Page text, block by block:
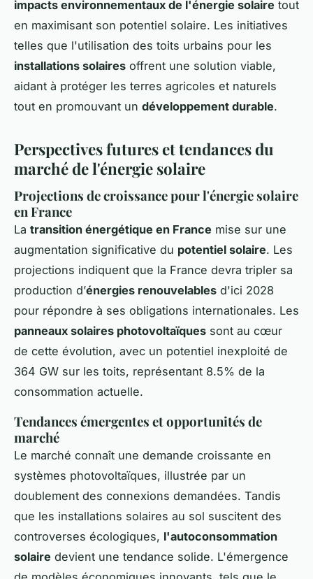
impacts environnementaux de l'énergie solaire tout
en maximisant son potentiel solaire. Les initiatives
telles que l'utilisation des toits urbains pour les
installations solaires offrent une solution viable,
aidant à protéger les terres agricoles et naturels
tout en promouvant un développement durable.
Perspectives futures et tendances du
marché de l'énergie solaire
Projections de croissance pour l'énergie solaire
en France
La transition énergétique en France mise sur une
augmentation significative du potentiel solaire. Les
projections indiquent que la France devra tripler sa
production d’énergies renouvelables d'ici 2028
pour répondre à ses obligations internationales. Les
panneaux solaires photovoltaïques sont au cœur
de cette évolution, avec un potentiel inexploité de
364 GW sur les toits, représentant 8.5% de la
consommation actuelle.
Tendances émergentes et opportunités de
marché
Le marché connaît une demande croissante en
systèmes photovoltaïques, illustrée par un
doublement des connexions demandées. Tandis
que les installations solaires au sol suscitent des
controverses écologiques, l'autoconsommation
solaire devient une tendance solide. L'émergence